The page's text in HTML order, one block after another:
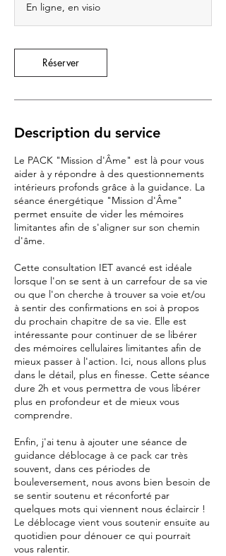
m
i
En ligne, en visio
Réserver
Description du service
Le PACK "Mission d'Âme" est là pour vous
aider à y répondre à des questionnements
intérieurs profonds grâce à la guidance. La
séance énergétique "Mission d'Âme"
permet ensuite de vider les mémoires
limitantes afin de s'aligner sur son chemin
d'âme.
Cette consultation IET avancé est idéale
lorsque l'on se sent à un carrefour de sa vie
ou que l'on cherche à trouver sa voie et/ou
à sentir des confirmations en soi à propos
du prochain chapitre de sa vie. Elle est
intéressante pour continuer de se libérer
des mémoires cellulaires limitantes afin de
mieux passer à l'action. Ici, nous allons plus
dans le détail, plus en finesse. Cette séance
dure 2h et vous permettra de vous libérer
plus en profondeur et de mieux vous
comprendre.
Enfin, j'ai tenu à ajouter une séance de
guidance déblocage à ce pack car très
souvent, dans ces périodes de
bouleversement, nous avons bien besoin de
se sentir soutenu et réconforté par
quelques mots qui viennent nous éclaircir !
Le déblocage vient vous soutenir ensuite au
quotidien pour dénouer ce qui pourrait
vous ralentir.